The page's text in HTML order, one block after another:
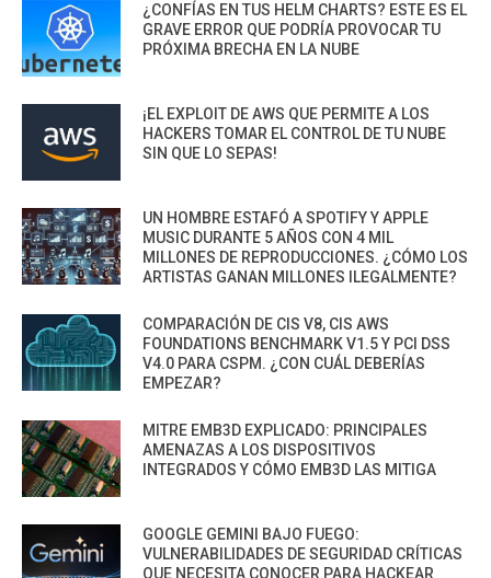
¿CONFÍAS EN TUS HELM CHARTS? ESTE ES EL
GRAVE ERROR QUE PODRÍA PROVOCAR TU
PRÓXIMA BRECHA EN LA NUBE
¡EL EXPLOIT DE AWS QUE PERMITE A LOS
HACKERS TOMAR EL CONTROL DE TU NUBE
SIN QUE LO SEPAS!
UN HOMBRE ESTAFÓ A SPOTIFY Y APPLE
MUSIC DURANTE 5 AÑOS CON 4 MIL
MILLONES DE REPRODUCCIONES. ¿CÓMO LOS
ARTISTAS GANAN MILLONES ILEGALMENTE?
COMPARACIÓN DE CIS V8, CIS AWS
FOUNDATIONS BENCHMARK V1.5 Y PCI DSS
V4.0 PARA CSPM. ¿CON CUÁL DEBERÍAS
EMPEZAR?
MITRE EMB3D EXPLICADO: PRINCIPALES
AMENAZAS A LOS DISPOSITIVOS
INTEGRADOS Y CÓMO EMB3D LAS MITIGA
GOOGLE GEMINI BAJO FUEGO:
VULNERABILIDADES DE SEGURIDAD CRÍTICAS
QUE NECESITA CONOCER PARA HACKEAR